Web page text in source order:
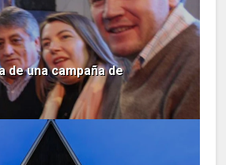
de una campaña de